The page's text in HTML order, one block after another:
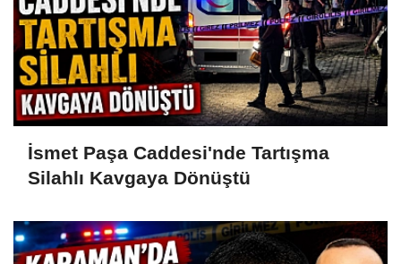
İsmet Paşa Caddesi'nde Tartışma
Silahlı Kavgaya Dönüştü